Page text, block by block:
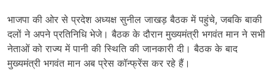
भाजपा की ओर से प्रदेश अध्यक्ष सुनील जाखड़ बैठक में पहुंचे, जबकि बाकी
दलों ने अपने प्रतिनिधि भेजे। बैठक के दौरान मुख्यमंत्री भगवंत मान ने सभी
नेताओं को राज्य में पानी की स्थिति की जानकारी दी। बैठक के बाद
मुख्यमंत्री भगवंत मान अब प्रेस कॉन्फ्रेंस कर रहे हैं।